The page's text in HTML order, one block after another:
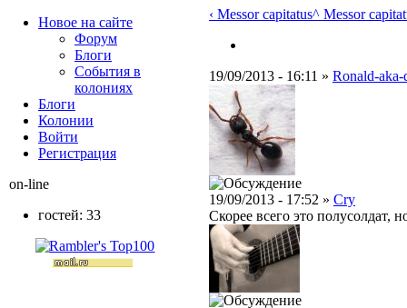
‹ Messor capitatus^ Messor
19/09/2013 - 16:11 » Ronald-aka-
19/09/2013 - 17:52 » Cry
Скорее всего это полусолдат,
Новое на сайте
Форум
Блоги
События в
колониях
Блоги
Колонии
Войти
Peгиcтpaция
on-line
гостей: 33